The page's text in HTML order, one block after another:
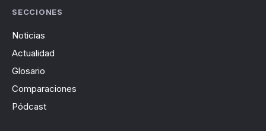
SECCIONES
Noticias
Actualidad
Glosario
Comparaciones
Pódcast